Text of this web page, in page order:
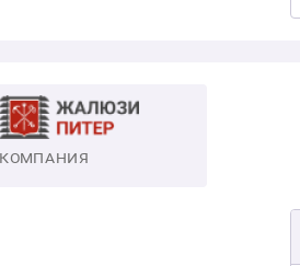
КОМПАНИЯ